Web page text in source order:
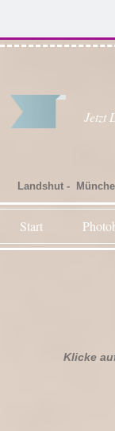
Fotobox für Hochzeit, Party und
Jetzt
Landshut -
Start
Klicke